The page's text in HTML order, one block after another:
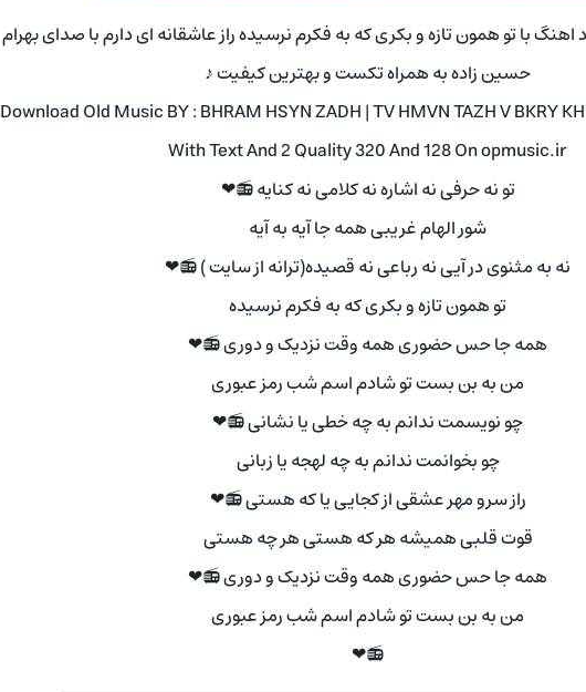
اهنگ با تو همون تازه و بکری که به فکرم نرسیده راز عاشقانه ای دارم با صدای بهرام
حسین زاده به همراه تکست و بهترین کیفیت ♪
Download Old Music BY : BHRAM HSYN ZADH | TV HMVN TAZH V BKRY
With Text And 2 Quality 320 And 128 On opmusic.ir
تو نه حرفی نه اشاره نه کلامی نه کنایه 📻❤
شور الهام غریبی همه جا آیه به آیه
نه به مثنوی در آیی نه رباعی نه قصیده(ترانه از سایت ) 📻❤
تو همون تازه و بکری که به فکرم نرسیده
همه جا حس حضوری همه وقت نزدیک و دوری 📻❤
من به بن بست تو شادم اسم شب رمز عبوری
چو نویسمت ندانم به چه خطی یا نشانی 📻❤
چو بخوانمت ندانم به چه لهجه یا زبانی
راز سرو مهر عشقی از کجایی یا که هستی 📻❤
قوت قلبی همیشه هر که هستی هر چه هستی
همه جا حس حضوری همه وقت نزدیک و دوری 📻❤
من به بن بست تو شادم اسم شب رمز عبوری
📻❤